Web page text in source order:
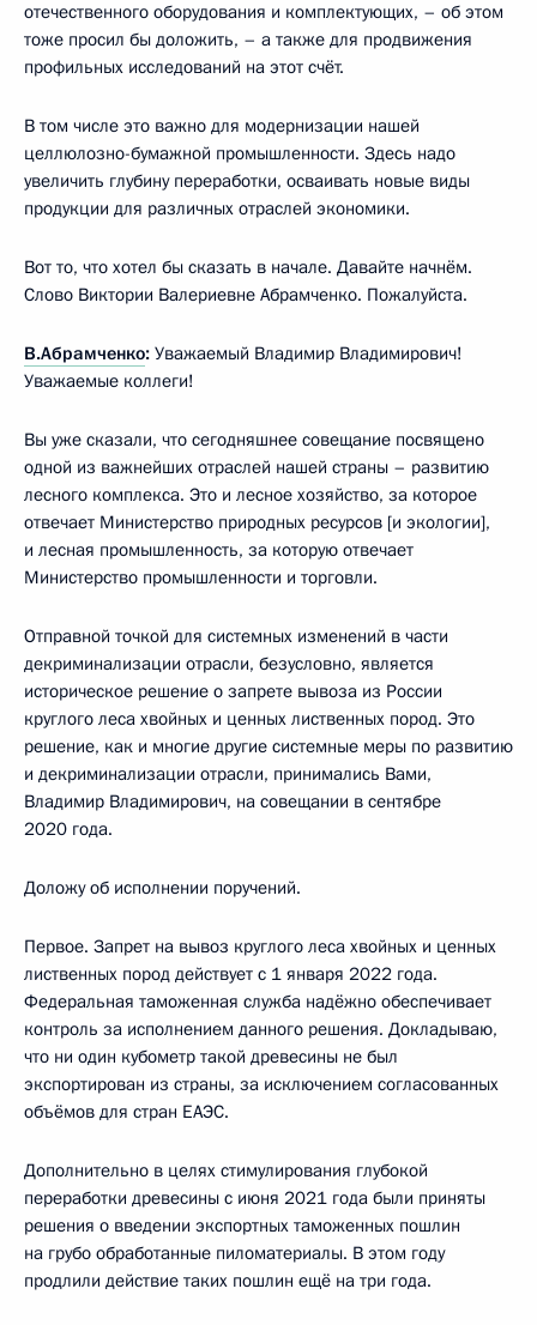
отечественного оборудования и комплектующих, – об этом
тоже просил бы доложить, – а также для продвижения
профильных исследований на этот счёт.
В том числе это важно для модернизации нашей
целлюлозно-бумажной промышленности. Здесь надо
увеличить глубину переработки, осваивать новые виды
продукции для различных отраслей экономики.
Вот то, что хотел бы сказать в начале. Давайте начнём.
Слово Виктории Валериевне Абрамченко. Пожалуйста.
В.Абрамченко: Уважаемый Владимир Владимирович!
Уважаемые коллеги!
Вы уже сказали, что сегодняшнее совещание посвящено
одной из важнейших отраслей нашей страны – развитию
лесного комплекса. Это и лесное хозяйство, за которое
отвечает Министерство природных ресурсов [и экологии],
и лесная промышленность, за которую отвечает
Министерство промышленности и торговли.
Отправной точкой для системных изменений в части
декриминализации отрасли, безусловно, является
историческое решение о запрете вывоза из России
круглого леса хвойных и ценных лиственных пород. Это
решение, как и многие другие системные меры по развитию
и декриминализации отрасли, принимались Вами,
Владимир Владимирович, на совещании в сентябре
2020 года.
Доложу об исполнении поручений.
Первое. Запрет на вывоз круглого леса хвойных и ценных
лиственных пород действует с 1 января 2022 года.
Федеральная таможенная служба надёжно обеспечивает
контроль за исполнением данного решения. Докладываю,
что ни один кубометр такой древесины не был
экспортирован из страны, за исключением согласованных
объёмов для стран ЕАЭС.
Дополнительно в целях стимулирования глубокой
переработки древесины с июня 2021 года были приняты
решения о введении экспортных таможенных пошлин
на грубо обработанные пиломатериалы. В этом году
продлили действие таких пошлин ещё на три года.